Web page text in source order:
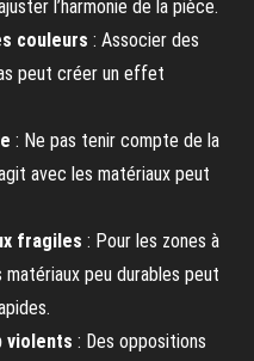
l’harmonie de la pièce.
couleurs : Associer des
peut créer un effet
: Ne pas tenir compte de la
avec les matériaux peut
fragiles : Pour les zones à
peu durables peut
violents : Des oppositions